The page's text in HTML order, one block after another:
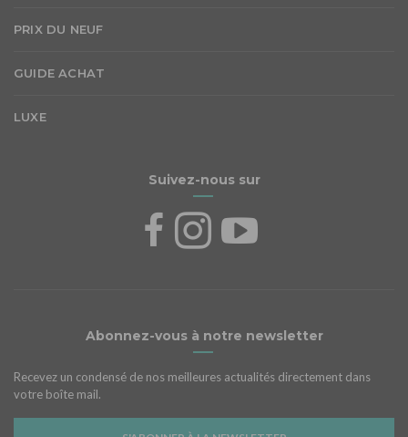
PRIX DU NEUF
GUIDE ACHAT
LUXE
Suivez-nous sur
Abonnez-vous à notre newsletter
Recevez un condensé de nos meilleures actualités directement dans
votre boîte mail.